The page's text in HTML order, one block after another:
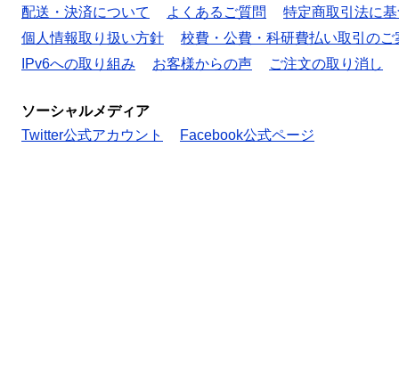
配送・決済について
よくあるご質問
特定商取引法に
個人情報取り扱い方針
校費・公費・科研費払い取引のご
IPv6への取り組み
お客様からの声 ご注文の取り消し
ソーシャルメディア
Twitter公式アカウント
Facebook公式ページ